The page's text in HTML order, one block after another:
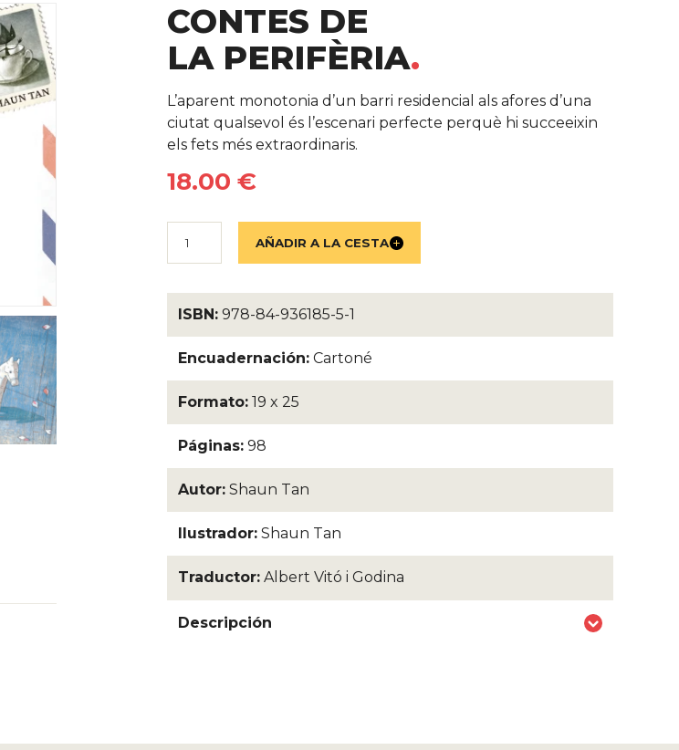
CONTES DE
LA PERIFÈRIA
Detalles del libro
L’aparent monotonia d’un barri residencial als afores d’una
ciutat qualsevol és l’escenari perfecte perquè hi succeeixin
els fets més extraordinaris.
18.00 €
ISBN: 978-84-936185-5-1
Encuadernación: Cartoné
Formato: 19 x 25
Páginas: 98
Autor: Shaun Tan
Ilustrador: Shaun Tan
Traductor: Albert Vitó i Godina
Descripción